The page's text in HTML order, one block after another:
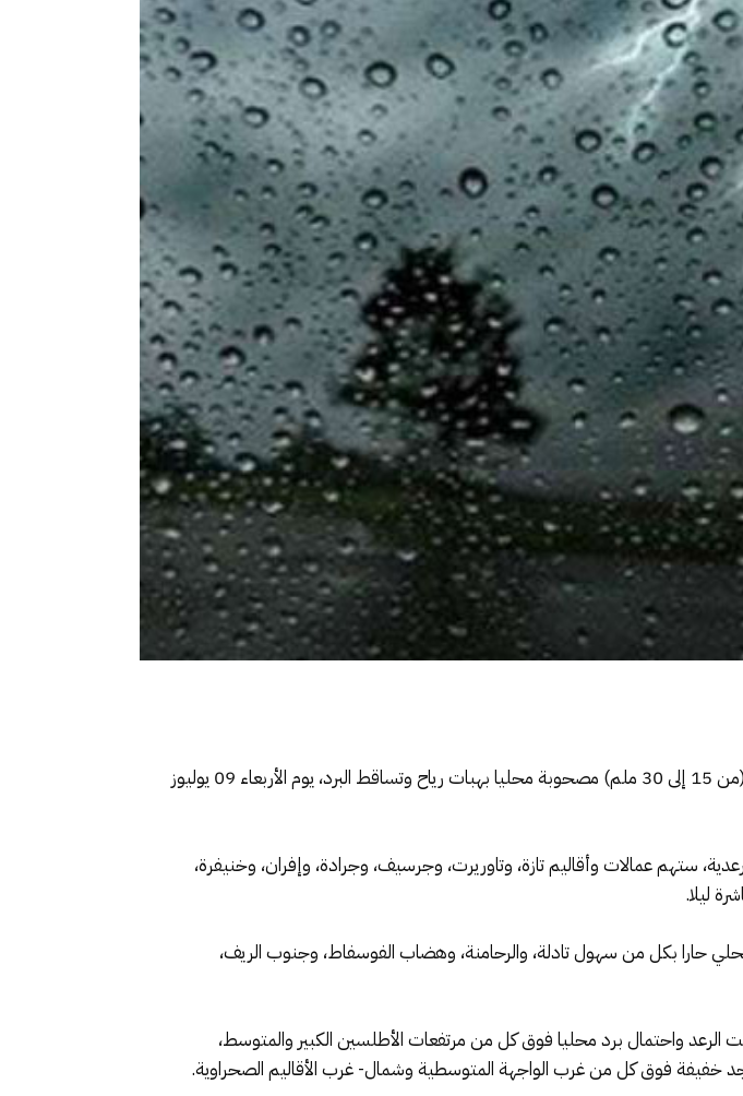
أفادت المديرية العامة للأرصاد الجوية بأنه من المرتقب، تسجيل زخات رعدية قوية (من 15 إلى 30 ملم) مصحوبة محليا بهبات رياح وتساقط البرد، يوم الأربعاء 09 يوليوز
ستهم عمالات وأقاليم تازة، وتاوريرت، وجرسيف، وجرادة، وإفران، وخنيفرة،
ليلا.
محلي حارا بكل من سهول تادلة، والرحامنة، وهضاب الفوسفاط، وجنوب الريف،
واحتمال برد محليا فوق كل من مرتفعات الأطلسين الكبير والمتوسط،
خفيفة فوق كل من غرب الواجهة المتوسطية وشمال- غرب الأقاليم الصحراوية.